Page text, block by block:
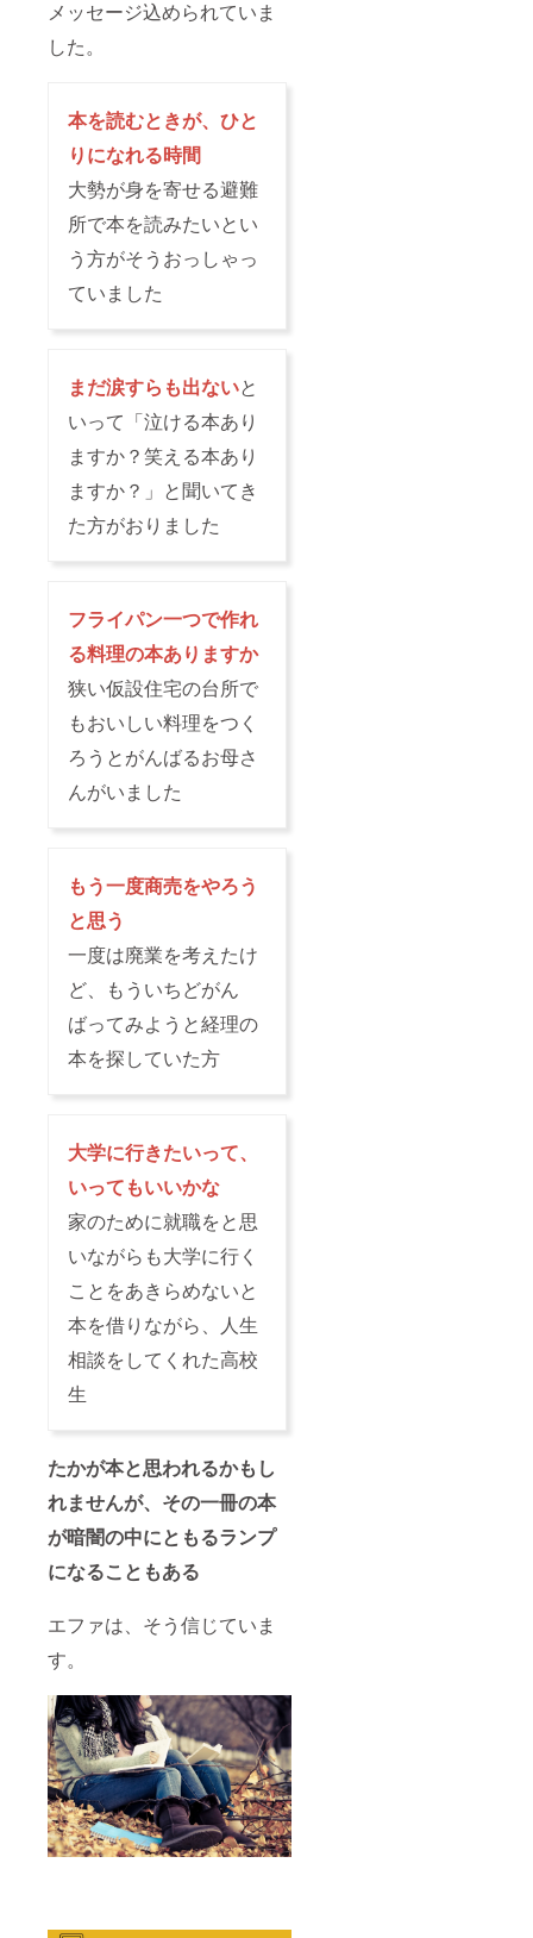
メッセージ込められていま
した。
本を読むときが、ひと
りになれる時間
大勢が身を寄せる避難
所で本を読みたいとい
う方がそうおっしゃっ
ていました
まだ涙すらも出ないと
いって「泣ける本あり
ますか？笑える本あり
ますか？」と聞いてき
た方がおりました
フライパン一つで作れ
る料理の本ありますか
狭い仮設住宅の台所で
もおいしい料理をつく
ろうとがんばるお母さ
んがいました
もう一度商売をやろう
と思う
一度は廃業を考えたけ
ど、もういちどがん
ばってみようと経理の
本を探していた方
大学に行きたいって、
いってもいいかな
家のために就職をと思
いながらも大学に行く
ことをあきらめないと
本を借りながら、人生
相談をしてくれた高校
生
たかが本と思われるかもし
れませんが、その一冊の本
が暗闇の中にともるランプ
になることもある
エファは、そう信じていま
す。